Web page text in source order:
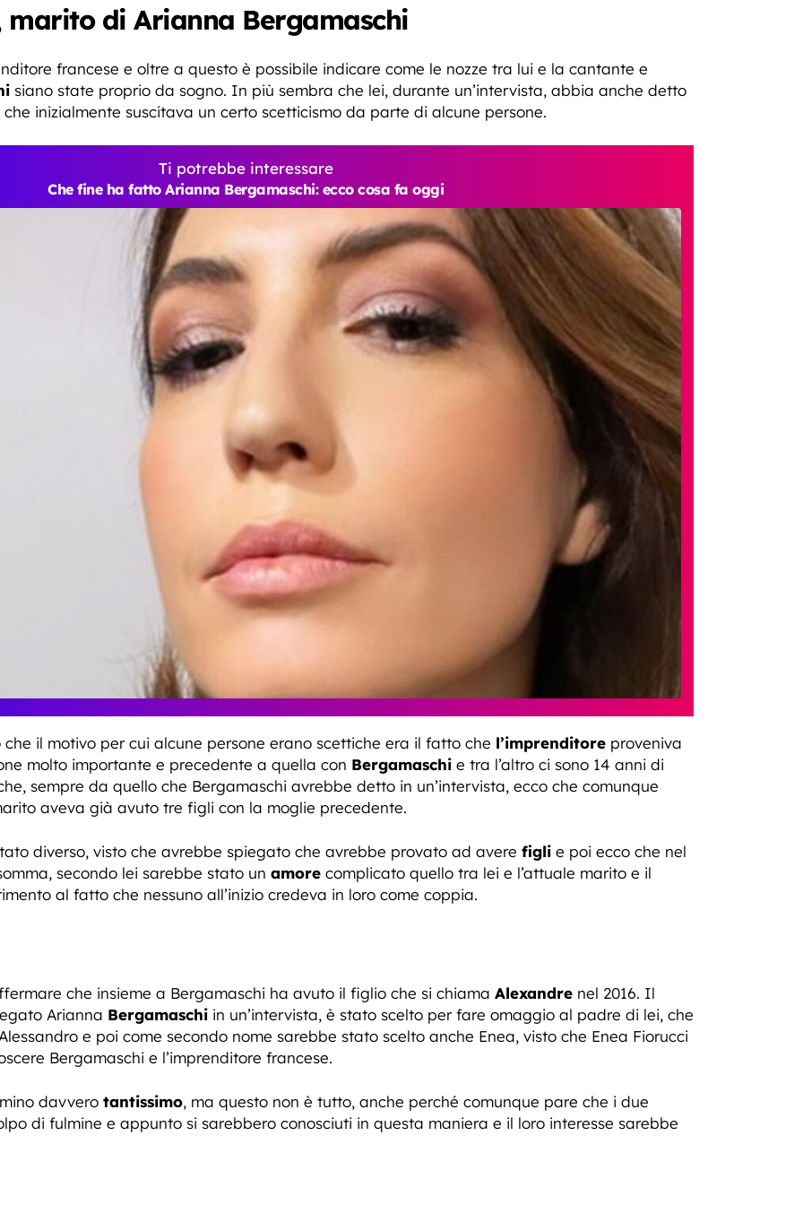
marito di Arianna Bergamaschi
francese e oltre a questo è possibile indicare come le nozze tra lui e la cantante e
siano state proprio da sogno. In più sembra che lei, durante un’intervista, abbia anche detto
inizialmente suscitava un certo scetticismo da parte di alcune persone.
Ti potrebbe interessare
Che fine ha fatto Arianna Bergamaschi: ecco cosa fa oggi
il motivo per cui alcune persone erano scettiche era il fatto che l’imprenditore proveniva
molto importante e precedente a quella con Bergamaschi e tra l’altro ci sono 14 anni di
sempre da quello che Bergamaschi avrebbe detto in un’intervista, ecco che comunque
aveva già avuto tre figli con la moglie precedente.
diverso, visto che avrebbe spiegato che avrebbe provato ad avere figli e poi ecco che nel
secondo lei sarebbe stato un amore complicato quello tra lei e l’attuale marito e il
al fatto che nessuno all’inizio credeva in loro come coppia.
che insieme a Bergamaschi ha avuto il figlio che si chiama Alexandre nel 2016. Il
Arianna Bergamaschi in un’intervista, è stato scelto per fare omaggio al padre di lei, che
e poi come secondo nome sarebbe stato scelto anche Enea, visto che Enea Fiorucci
Bergamaschi e l’imprenditore francese.
davvero tantissimo, ma questo non è tutto, anche perché comunque pare che i due
di fulmine e appunto si sarebbero conosciuti in questa maniera e il loro interesse sarebbe